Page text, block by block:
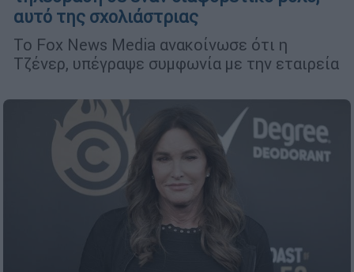
αυτό της σχολιάστριας
Το Fox News Media ανακοίνωσε ότι η
Τζένερ, υπέγραψε συμφωνία με την εταιρεία